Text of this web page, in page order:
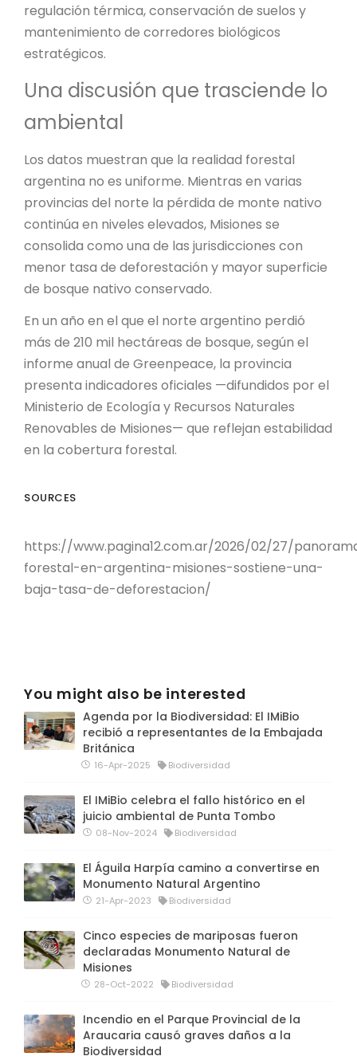
regulación térmica, conservación de suelos y
mantenimiento de corredores biológicos
estratégicos.
Una discusión que trasciende lo
ambiental
Los datos muestran que la realidad forestal
argentina no es uniforme. Mientras en varias
provincias del norte la pérdida de monte nativo
continúa en niveles elevados, Misiones se
consolida como una de las jurisdicciones con
menor tasa de deforestación y mayor superficie
de bosque nativo conservado.
En un año en el que el norte argentino perdió
más de 210 mil hectáreas de bosque, según el
informe anual de Greenpeace, la provincia
presenta indicadores oficiales —difundidos por el
Ministerio de Ecología y Recursos Naturales
Renovables de Misiones— que reflejan estabilidad
en la cobertura forestal.
SOURCES
https://www.pagina12.com.ar/2026/02/27/
forestal-en-argentina-misiones-sostiene-una-
baja-tasa-de-deforestacion/
You might also be interested
Agenda por la Biodiversidad: El IMiBio
recibió a representantes de la Embajada
Británica
16-Apr-2025 Biodiversidad
El IMiBio celebra el fallo histórico en el
juicio ambiental de Punta Tombo
08-Nov-2024 Biodiversidad
El Águila Harpía camino a convertirse en
Monumento Natural Argentino
21-Apr-2023 Biodiversidad
Cinco especies de mariposas fueron
declaradas Monumento Natural de
Misiones
28-Oct-2022 Biodiversidad
Incendio en el Parque Provincial de la
Araucaria causó graves daños a la
Biodiversidad